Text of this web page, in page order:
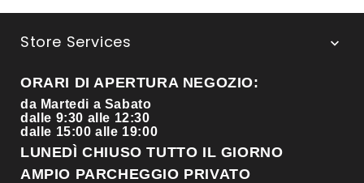
Store Services 
ORARI DI APERTURA NEGOZIO:
da Martedi a Sabato
dalle 9:30 alle 12:30
dalle 15:00 alle 19:00
LUNEDÌ CHIUSO TUTTO IL GIORNO
AMPIO PARCHEGGIO PRIVATO